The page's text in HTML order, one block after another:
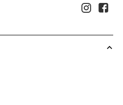
 